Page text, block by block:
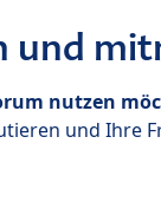
und
nutzen
und Ihre